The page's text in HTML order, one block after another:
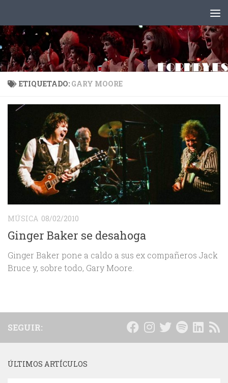
ETIQUETADO: GARY MOORE
MÚSICA 08/02/2010
Ginger Baker se desahoga
Ginger Baker pone a caldo a sus ex compañeros Jack
Bruce y, sobre todo, Gary Moore.
SEGUIR:
ÚLTIMOS ARTÍCULOS